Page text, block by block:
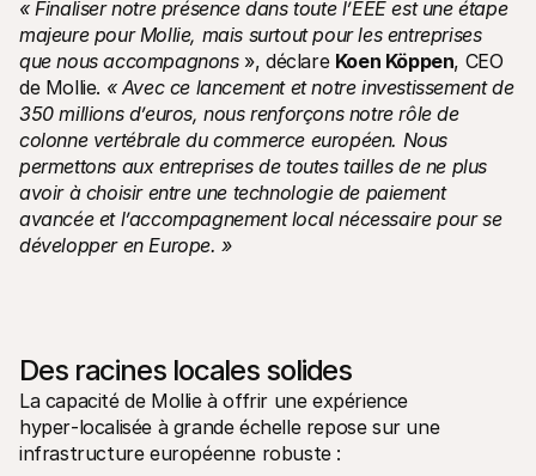
« Finaliser notre présence dans toute l’EEE est une étape
majeure pour Mollie, mais surtout pour les entreprises
que nous accompagnons », déclare Koen Köppen, CEO
de Mollie. « Avec ce lancement et notre investissement de
350 millions d’euros, nous renforçons notre rôle de
colonne vertébrale du commerce européen. Nous
permettons aux entreprises de toutes tailles de ne plus
avoir à choisir entre une technologie de paiement
avancée et l’accompagnement local nécessaire pour se
développer en Europe. »
Des racines locales solides
La capacité de Mollie à offrir une expérience
hyper‑localisée à grande échelle repose sur une
infrastructure européenne robuste :